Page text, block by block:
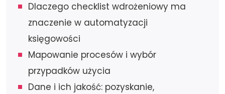
Dlaczego checklist wdrożeniowy ma
znaczenie w automatyzacji
księgowości
Mapowanie procesów i wybór
przypadków użycia
Dane i ich jakość: pozyskanie,